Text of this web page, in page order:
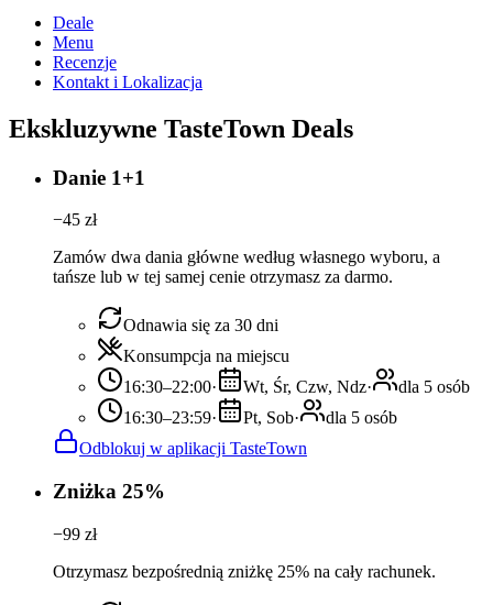
Deale
Menu
Recenzje
Kontakt i Lokalizacja
Ekskluzywne TasteTown Deals
Danie 1+1
−45 zł
Zamów dwa dania główne według własnego wyboru, a
tańsze lub w tej samej cenie otrzymasz za darmo.
Odnawia się za 30 dni
Konsumpcja na miejscu
16:30–22:00· Wt, Śr, Czw, Ndz·
dla 5 osób
16:30–23:59· Pt, Sob·
dla 5 osób
Odblokuj w aplikacji TasteTown
Zniżka 25%
−99 zł
Otrzymasz bezpośrednią zniżkę 25% na cały rachunek.